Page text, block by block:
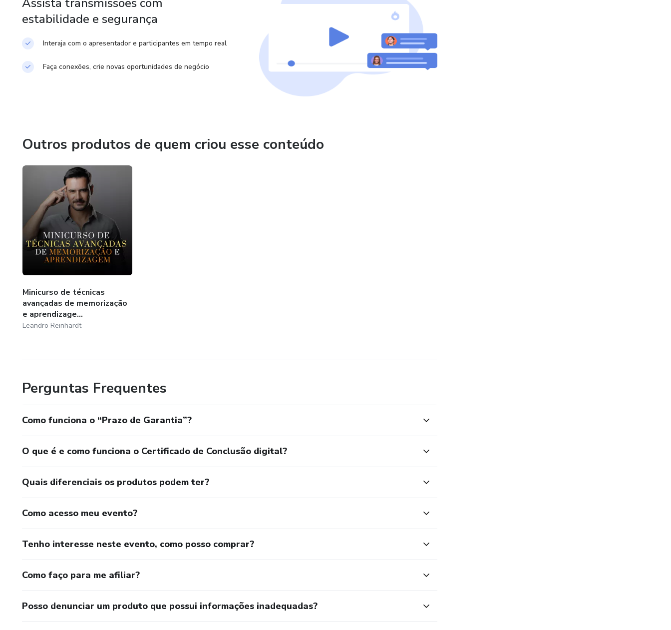
Garanta seu nome no Diário Oficial em 2025!
estabilidade e segurança
Interaja com o apresentador e participantes em tempo real
Faça conexões, crie novas oportunidades de negócio
Outros produtos de quem criou esse conteúdo
Minicurso de técnicas
avançadas de memorização
e aprendizage...
Leandro Reinhardt
Perguntas Frequentes
Como funciona o “Prazo de Garantia”?
O que é e como funciona o Certificado de Conclusão digital?
Quais diferenciais os produtos podem ter?
Como acesso meu evento?
Tenho interesse neste evento, como posso comprar?
Como faço para me afiliar?
Posso denunciar um produto que possui informações inadequadas?